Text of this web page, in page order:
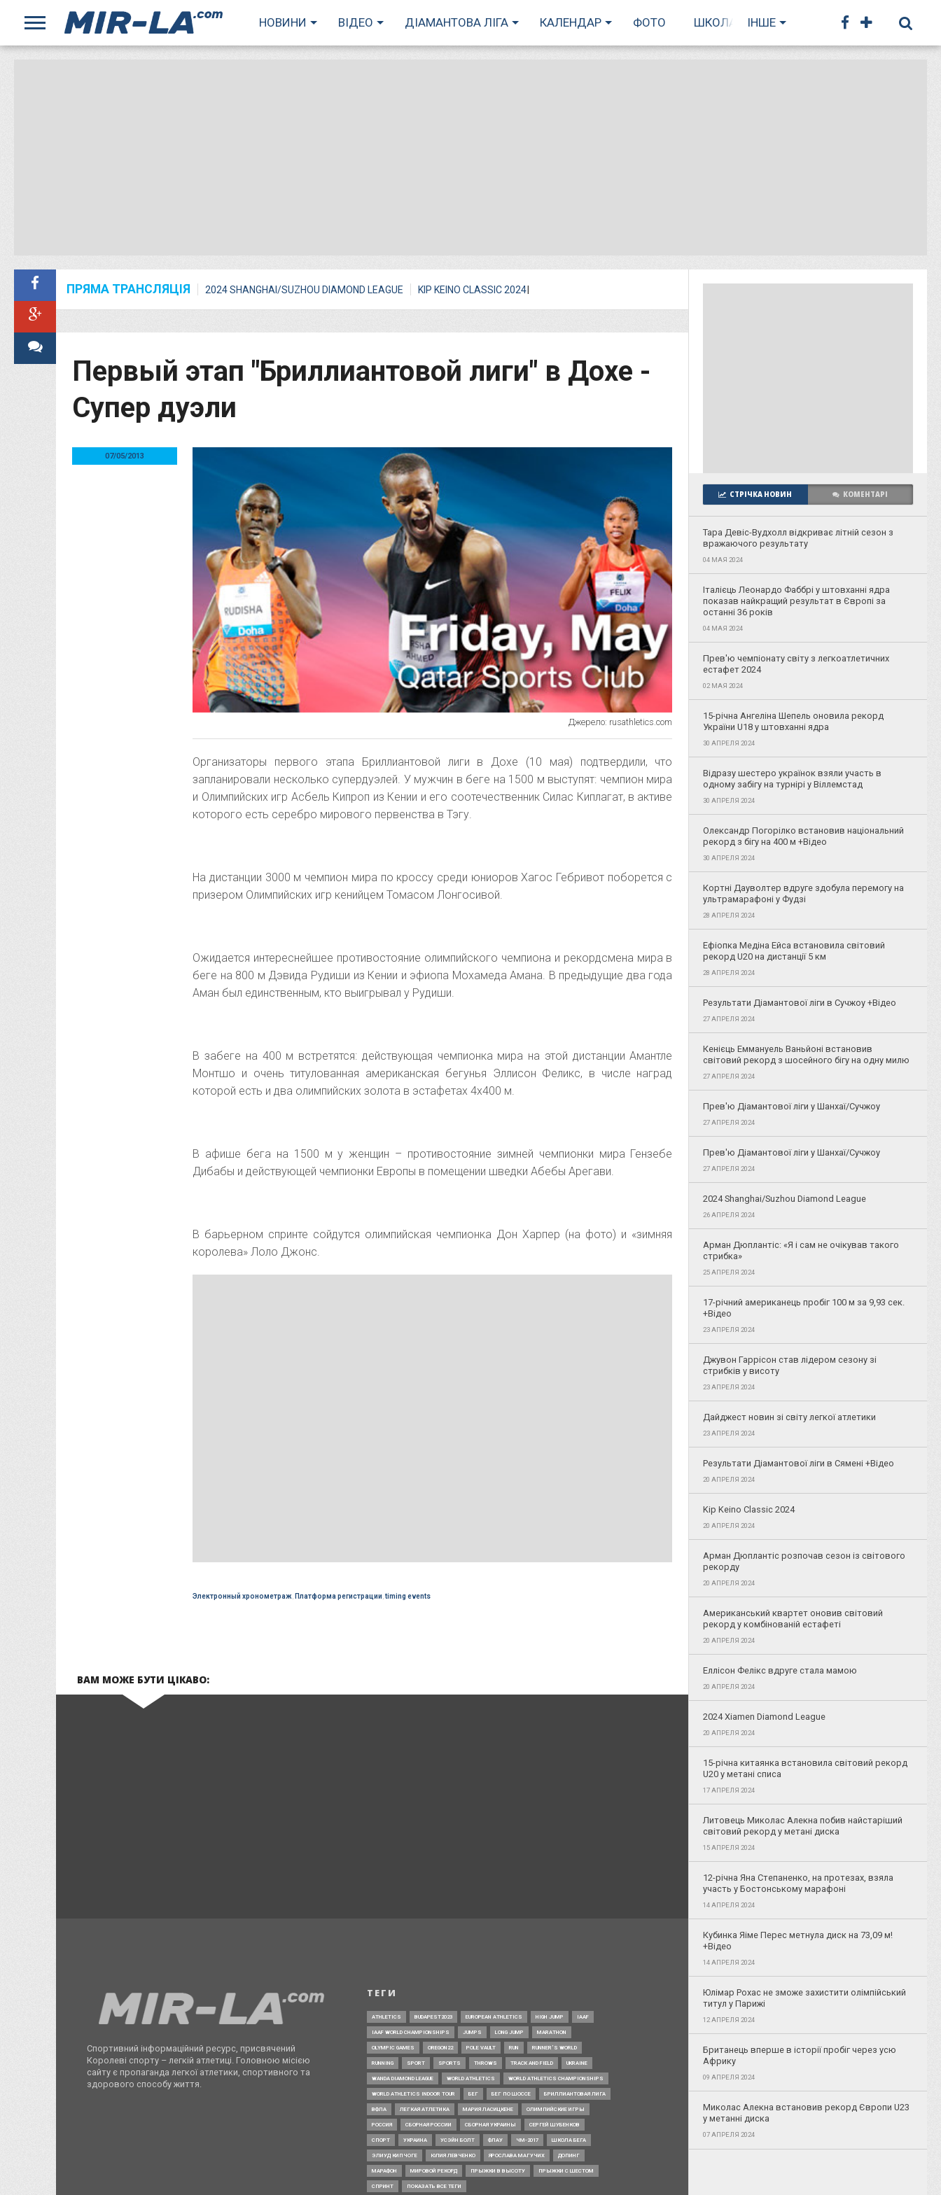
НОВИНИ ВІДЕО ДІАМАНТОВА ЛІГА КАЛЕНДАР ФОТО ШКОЛА БІГУ
ІНШЕ
ПРЯМА ТРАНСЛЯЦІЯ 2024 SHANGHAI/SUZHOU DIAMOND LEAGUE I
KIP KEINO CLASSIC 2024
Первый этап "Бриллиантовой лиги" в Дохе -
Супер дуэли
Джерело: rusathletics.com
Организаторы первого этапа Бриллиантовой лиги в Дохе (10 мая) подтвердили, что
запланировали несколько супердуэлей. У мужчин в беге на 1500 м выступят: чемпион мира
и Олимпийских игр Асбель Кипроп из Кении и его соотечественник Силас Киплагат, в активе
которого есть серебро мирового первенства в Тэгу.
На дистанции 3000 м чемпион мира по кроссу среди юниоров Хагос Гебривот поборется с
призером Олимпийских игр кенийцем Томасом Лонгосивой.
Ожидается интереснейшее противостояние олимпийского чемпиона и рекордсмена мира в
беге на 800 м Дэвида Рудиши из Кении и эфиопа Мохамеда Амана. В предыдущие два года
Аман был единственным, кто выигрывал у Рудиши.
В забеге на 400 м встретятся: действующая чемпионка мира на этой дистанции Амантле
Монтшо и очень титулованная американская бегунья Эллисон Феликс, в числе наград
которой есть и два олимпийских золота в эстафетах 4х400 м.
В афише бега на 1500 м у женщин – противостояние зимней чемпионки мира Гензебе
Дибабы и действующей чемпионки Европы в помещении шведки Абебы Арегави.
В барьерном спринте сойдутся олимпийская чемпионка Дон Харпер (на фото) и «зимняя
королева» Лоло Джонс.
Электронный хронометраж Платформа регистрации ,timing events
07/05/2013
ВАМ МОЖЕ БУТИ ЦІКАВО:
СТРІЧКА НОВИН КОМЕНТАРІ
Тара Девіс-Вудхолл відкриває літній сезон з
вражаючого результату
04 МАЯ 2024
Італієць Леонардо Фаббрі у штовханні ядра
показав найкращий результат в Європі за
останні 36 років
04 МАЯ 2024
Прев'ю чемпіонату світу з легкоатлетичних
естафет 2024
02 МАЯ 2024
15-річна Ангеліна Шепель оновила рекорд
України U18 у штовханні ядра
30 АПРЕЛЯ 2024
Відразу шестеро українок взяли участь в
одному забігу на турнірі у Віллемстад
30 АПРЕЛЯ 2024
Олександр Погорілко встановив національний
рекорд з бігу на 400 м +Відео
30 АПРЕЛЯ 2024
Кортні Дауволтер вдруге здобула перемогу на
ультрамарафоні у Фудзі
28 АПРЕЛЯ 2024
Ефіопка Медіна Ейса встановила світовий
рекорд U20 на дистанції 5 км
28 АПРЕЛЯ 2024
Результати Діамантової ліги в Сучжоу +Відео
27 АПРЕЛЯ 2024
Кенієць Еммануель Ваньйоні встановив
світовий рекорд з шосейного бігу на одну милю
27 АПРЕЛЯ 2024
Прев'ю Діамантової ліги у Шанхаї/Сучжоу
27 АПРЕЛЯ 2024
Прев'ю Діамантової ліги у Шанхаї/Сучжоу
27 АПРЕЛЯ 2024
2024 Shanghai/Suzhou Diamond League
26 АПРЕЛЯ 2024
Арман Дюплантіс: «Я і сам не очікував такого
стрибка»
25 АПРЕЛЯ 2024
17-річний американець пробіг 100 м за 9,93 сек.
+Відео
23 АПРЕЛЯ 2024
Джувон Гаррісон став лідером сезону зі
стрибків у висоту
23 АПРЕЛЯ 2024
Дайджест новин зі світу легкої атлетики
23 АПРЕЛЯ 2024
Результати Діамантової ліги в Сямені +Відео
20 АПРЕЛЯ 2024
Kip Keino Classic 2024
20 АПРЕЛЯ 2024
Арман Дюплантіс розпочав сезон із світового
рекорду
20 АПРЕЛЯ 2024
Американський квартет оновив світовий
рекорд у комбінованій естафеті
20 АПРЕЛЯ 2024
Еллісон Фелікс вдруге стала мамою
20 АПРЕЛЯ 2024
2024 Xiamen Diamond League
20 АПРЕЛЯ 2024
15-річна китаянка встановила світовий рекорд
U20 у метані списа
17 АПРЕЛЯ 2024
Литовець Миколас Алекна побив найстаріший
світовий рекорд у метані диска
15 АПРЕЛЯ 2024
12-річна Яна Степаненко, на протезах, взяла
участь у Бостонському марафоні
14 АПРЕЛЯ 2024
Кубинка Яіме Перес метнула диск на 73,09 м!
+Відео
14 АПРЕЛЯ 2024
Юлімар Рохас не зможе захистити олімпійський
титул у Парижі
12 АПРЕЛЯ 2024
Британець вперше в історії пробіг через усю
Африку
09 АПРЕЛЯ 2024
Миколас Алекна встановив рекорд Європи U23
у метанні диска
07 АПРЕЛЯ 2024
Спортивний інформаційний ресурс, присвячений
Королеві спорту – легкій атлетиці. Головною місією
сайту є пропаганда легкої атлетики, спортивного та
здорового способу життя.
ТЕГИ
ATHLETICS BUDAPEST2023 EUROPEAN ATHLETICS HIGH JUMP IAAF
IAAF WORLD CHAMPIONSHIPS JUMPS LONG JUMP MARATHON
OLYMPIC GAMES OREGON22 POLE VAULT RUN RUNNER’S WORLD
RUNNING SPORT SPORTS THROWS TRACK AND FIELD UKRAINE
WANDA DIAMOND LEAGUE WORLD ATHLETICS WORLD ATHLETICS CHAMPIONSHIPS
WORLD ATHLETICS INDOOR TOUR БЕГ БЕГ ПО ШОССЕ БРИЛЛИАНТОВАЯ ЛИГА
ВФЛА ЛЕГКАЯ АТЛЕТИКА МАРИЯ ЛАСИЦКЕНЕ ОЛИМПИЙСКИЕ ИГРЫ
РОССИЯ СБОРНАЯ РОССИИ СБОРНАЯ УКРАИНЫ СЕРГЕЙ ШУБЕНКОВ
СПОРТ УКРАИНА УСЭЙН БОЛТ ФЛАУ ЧМ-2017 ШКОЛА БЕГА
ЭЛИУД КИПЧОГЕ ЮЛИЯ ЛЕВЧЕНКО ЯРОСЛАВА МАГУЧИХ ДОПИНГ
МАРАФОН МИРОВОЙ РЕКОРД ПРЫЖКИ В ВЫСОТУ ПРЫЖКИ С ШЕСТОМ
СПРИНТ ПОКАЗАТЬ ВСЕ ТЕГИ